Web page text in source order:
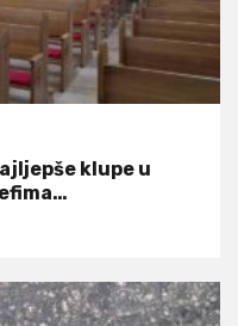
klupe u